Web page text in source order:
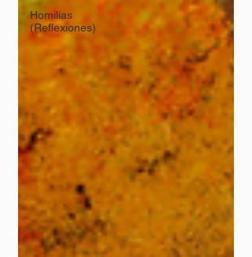
Homilías
(Reflexiones)